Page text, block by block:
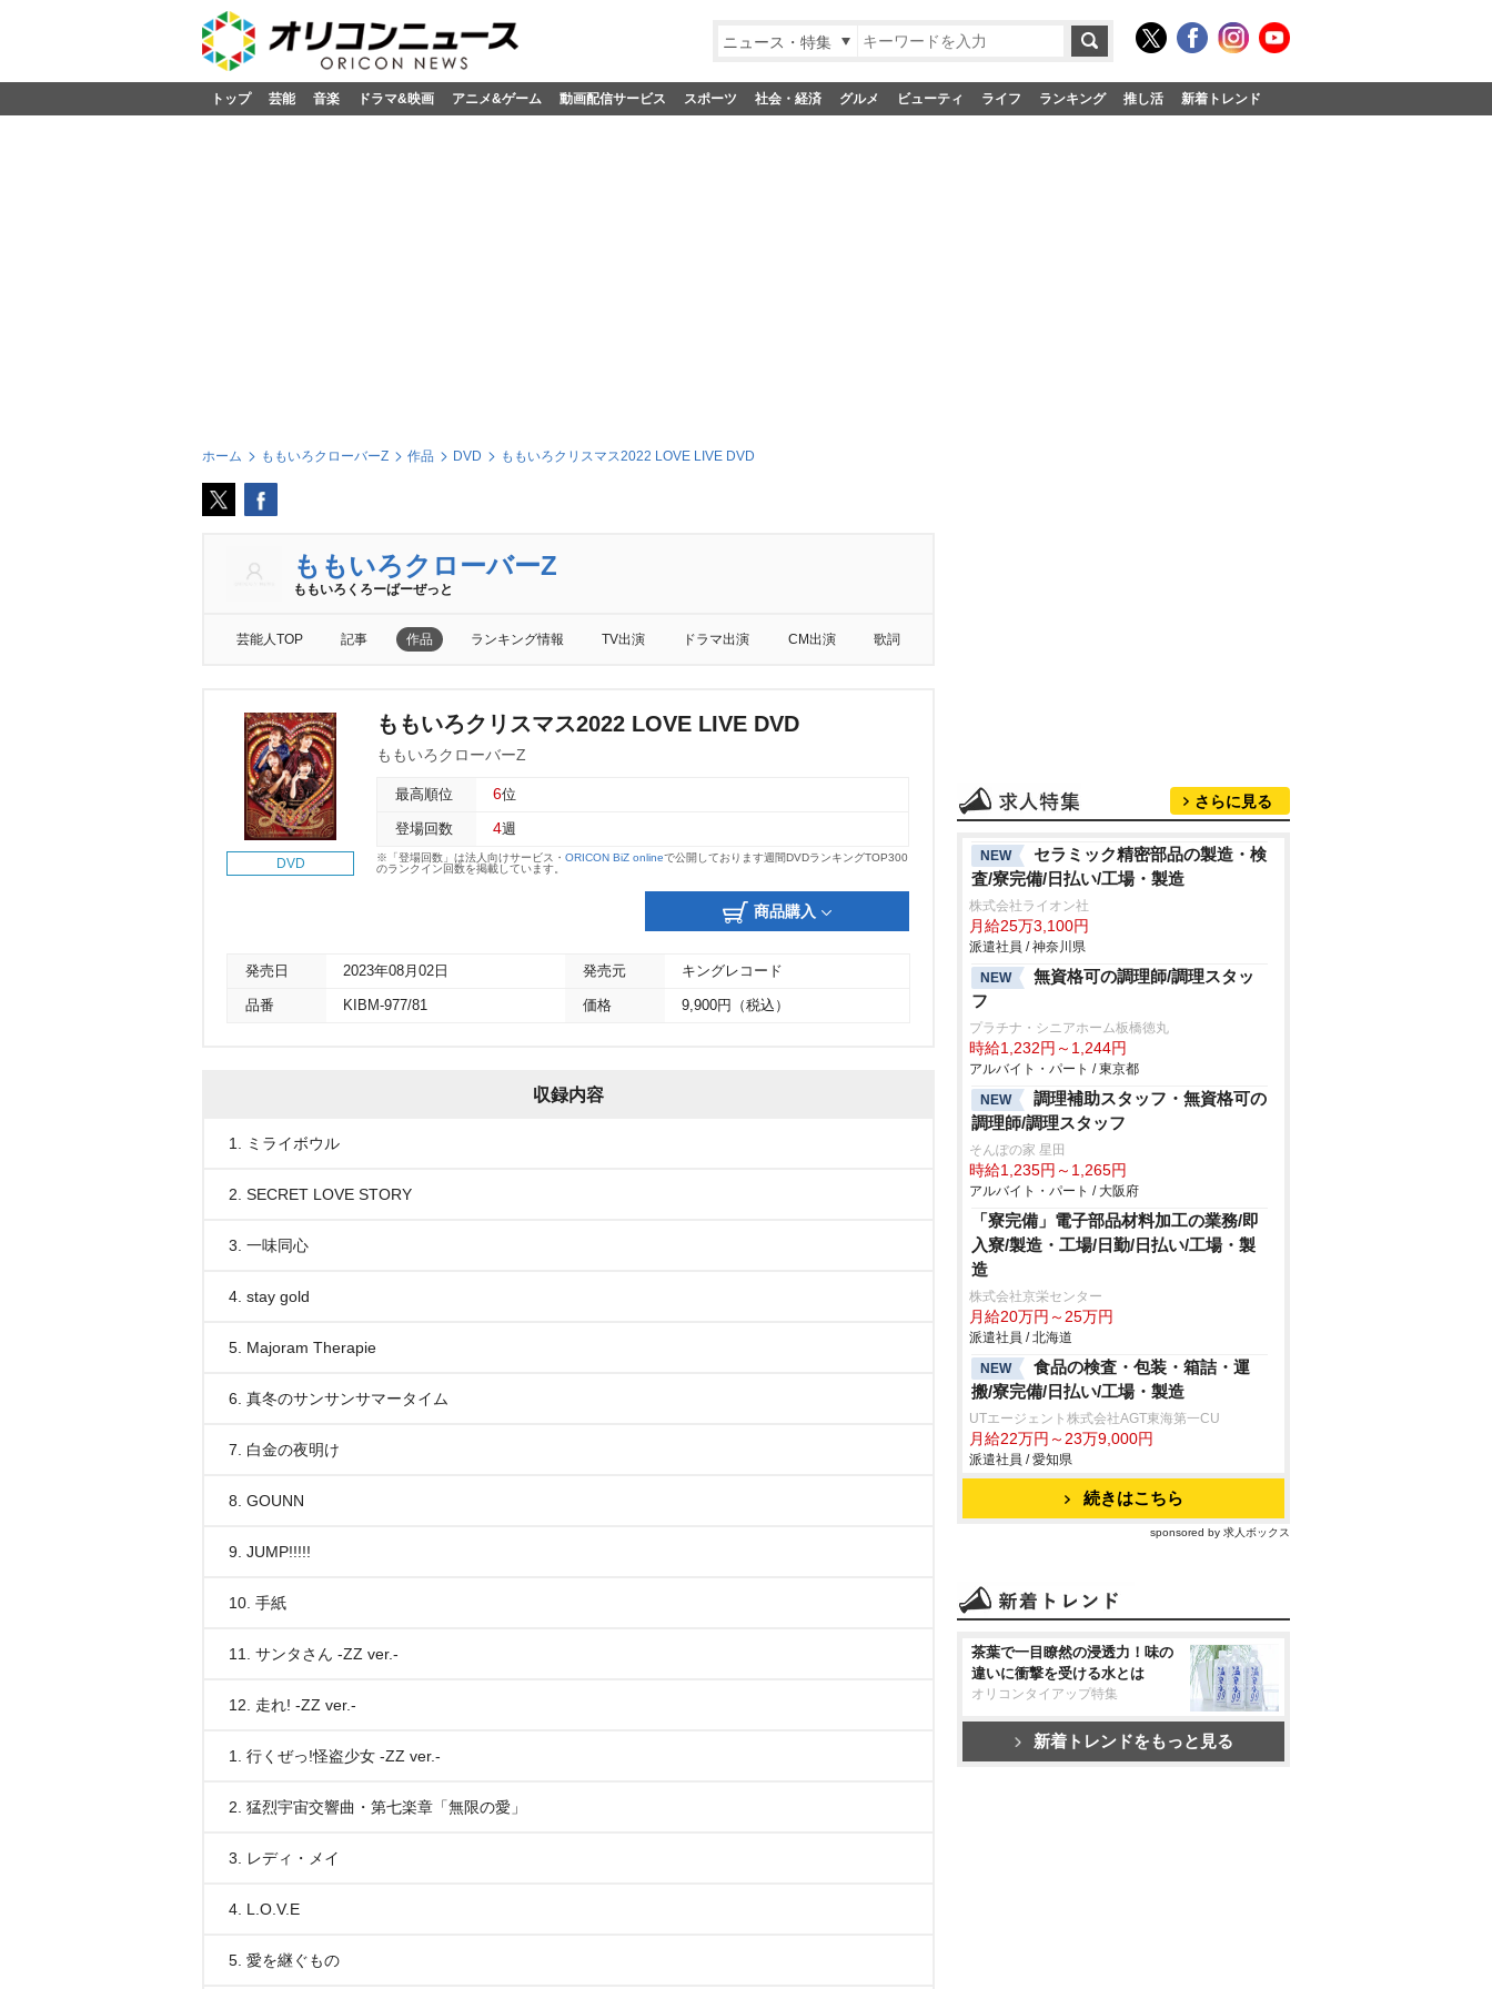
ニュース・特集
トップ 芸能 音楽 ドラマ&映画 アニメ&ゲーム 動画配信サービス スポーツ 社会・経済 グルメ ビューティ ライフ ランキング 推し活 新着トレンド
ホーム ももいろクローバーZ 作品 DVD ももいろクリスマス2022 LOVE LIVE DVD
ももいろクローバーZ
ももいろくろーばーぜっと
芸能人TOP 記事 作品 ランキング情報 TV出演 ドラマ出演 CM出演 歌詞
DVD
ももいろクリスマス2022 LOVE LIVE DVD
ももいろクローバーZ
最高順位 6位
登場回数 4週
※「登場回数」は法人向けサービス・ ORICON BiZ onlineで公開しております週間DVDランキングTOP300
のランクイン回数を掲載しています。
商品購入
発売日 2023年08月02日 発売元 キングレコード
品番 KIBM-977/81 価格 9,900円（税込）
収録内容
1. ミライボウル
2. SECRET LOVE STORY
3. 一味同心
4. stay gold
5. Majoram Therapie
6. 真冬のサンサンサマータイム
7. 白金の夜明け
8. GOUNN
9. JUMP!!!!!
10. 手紙
11. サンタさん -ZZ ver.-
12. 走れ! -ZZ ver.-
1. 行くぜっ!怪盗少女 -ZZ ver.-
2. 猛烈宇宙交響曲・第七楽章「無限の愛」
3. レディ・メイ
4. L.O.V.E
5. 愛を継ぐもの
さらに見る
NEW
セラミック精密部品の製造・検
査/寮完備/日払い/工場・製造
株式会社ライオン社
月給25万3,100円
派遣社員 / 神奈川県
NEW
無資格可の調理師/調理スタッ
フ
プラチナ・シニアホーム板橋徳丸
時給1,232円～1,244円
アルバイト・パート / 東京都
NEW
調理補助スタッフ・無資格可の
調理師/調理スタッフ
そんぽの家 星田
時給1,235円～1,265円
アルバイト・パート / 大阪府
「寮完備」電子部品材料加工の業務/即
入寮/製造・工場/日勤/日払い/工場・製
造
株式会社京栄センター
月給20万円～25万円
派遣社員 / 北海道
NEW
食品の検査・包装・箱詰・運
搬/寮完備/日払い/工場・製造
UTエージェント株式会社AGT東海第一CU
月給22万円～23万9,000円
派遣社員 / 愛知県
続きはこちら
sponsored by 求人ボックス
茶葉で一目瞭然の浸透力！味の
違いに衝撃を受ける水とは
オリコンタイアップ特集
新着トレンドをもっと見る